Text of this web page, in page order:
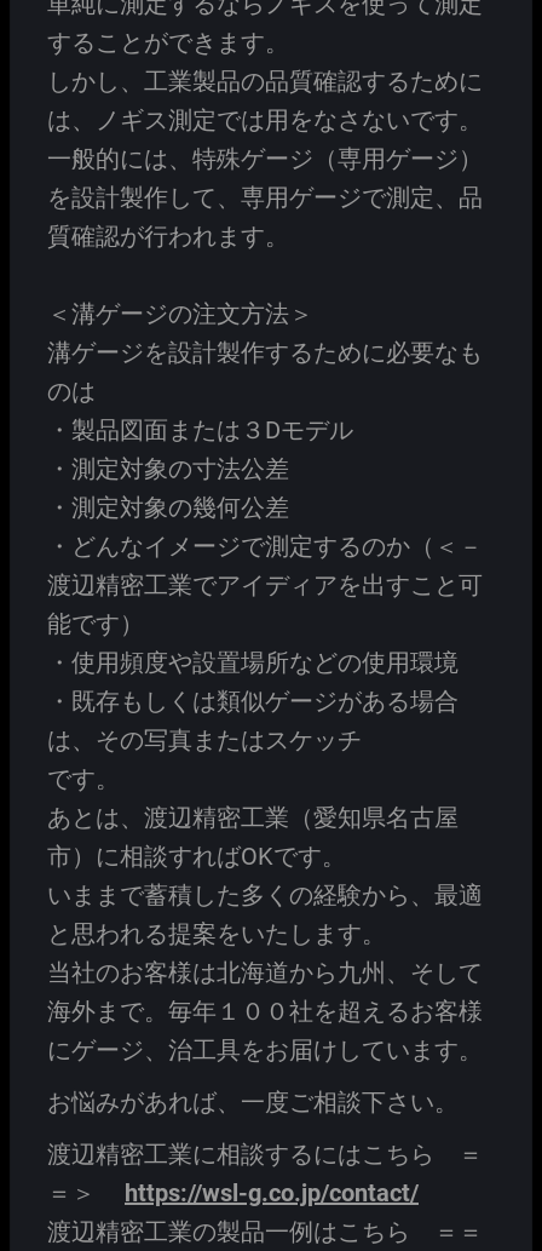
することができます。
しかし、工業製品の品質確認するために
は、ノギス測定では用をなさないです。
一般的には、特殊ゲージ（専用ゲージ）
を設計製作して、専用ゲージで測定、品
質確認が行われます。
＜溝ゲージの注文方法＞
溝ゲージを設計製作するために必要なも
のは
・製品図面または３Dモデル
・測定対象の寸法公差
・測定対象の幾何公差
・どんなイメージで測定するのか（＜－
渡辺精密工業でアイディアを出すこと可
能です）
・使用頻度や設置場所などの使用環境
・既存もしくは類似ゲージがある場合
は、その写真またはスケッチ
です。
あとは、渡辺精密工業（愛知県名古屋
市）に相談すればOKです。
いままで蓄積した多くの経験から、最適
と思われる提案をいたします。
当社のお客様は北海道から九州、そして
海外まで。毎年１００社を超えるお客様
にゲージ、治工具をお届けしています。
お悩みがあれば、一度ご相談下さい。
渡辺精密工業に相談するにはこちら ＝
＝＞
https://wsl-g.co.jp/contact/
渡辺精密工業の製品一例はこちら ＝＝